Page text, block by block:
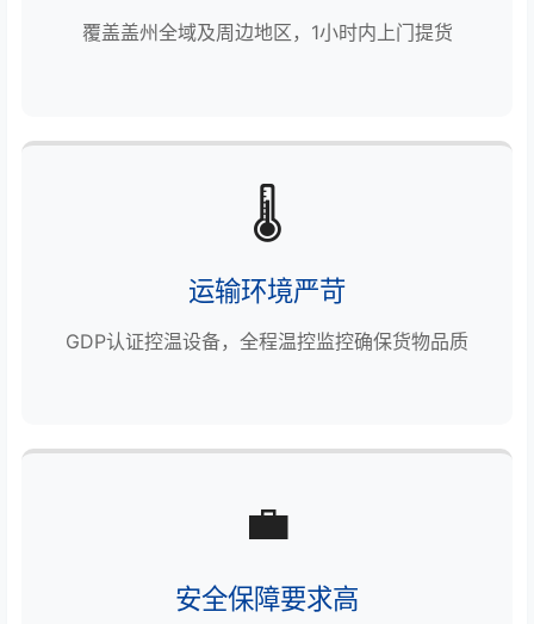
覆盖盖州全域及周边地区，1小时内上门提货
🌡️
运输环境严苛
GDP认证控温设备，全程温控监控确保货物品质
💼
安全保障要求高